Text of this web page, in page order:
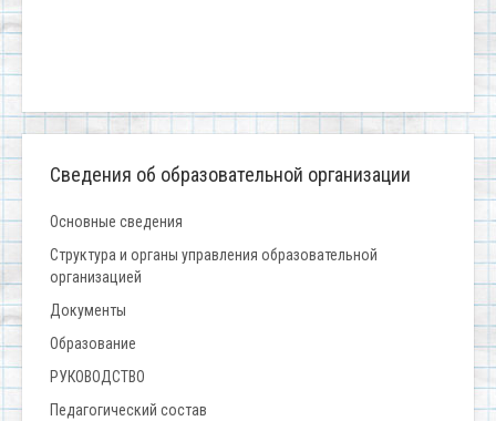
Сведения об образовательной организации
Основные сведения
Структура и органы управления образовательной
организацией
Документы
Образование
РУКОВОДСТВО
Педагогический состав